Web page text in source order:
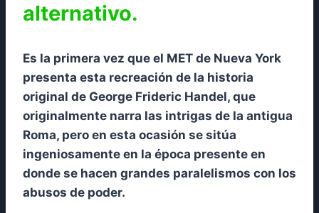
alternativo.
Es la primera vez que el MET de Nueva York
presenta esta recreación de la historia
original de George Frideric Handel, que
originalmente narra las intrigas de la antigua
Roma, pero en esta ocasión se sitúa
ingeniosamente en la época presente en
donde se hacen grandes paralelismos con los
abusos de poder.